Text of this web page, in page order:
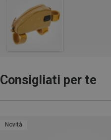
Consigliati per te
Novità